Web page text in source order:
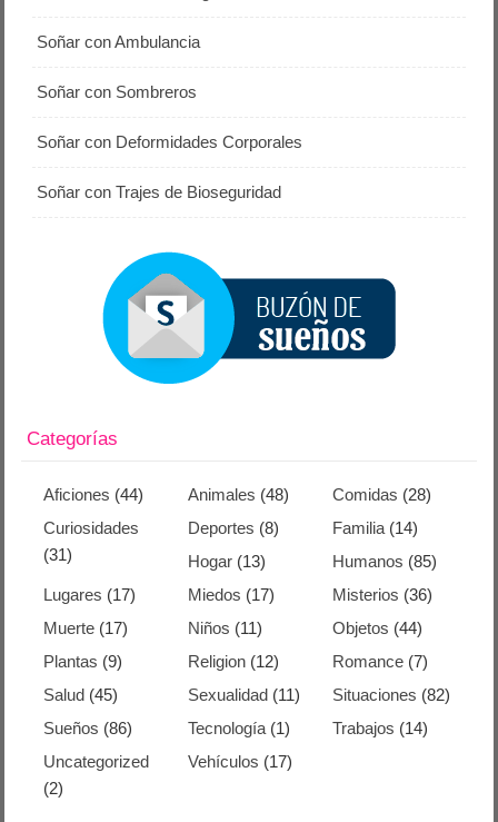
Soñar con Ambulancia
Soñar con Sombreros
Soñar con Deformidades Corporales
Soñar con Trajes de Bioseguridad
Categorías
Aficiones (44) Animales (48) Comidas (28)
Curiosidades
(31)
Deportes (8) Familia(14)
Hogar (13) Humanos (85)
Lugares (17) Miedos (17) Misterios (36)
Muerte (17) Niños (11) Objetos (44)
Plantas (9) Religion (12) Romance(7)
Salud (45) Sexualidad (11) Situaciones (82)
Sueños (86) Tecnología (1) Trabajos (14)
Uncategorized
(2)
Vehículos (17)